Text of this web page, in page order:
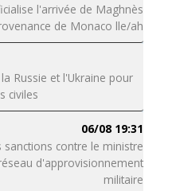
l'arrivée de Maghnès
de Monaco lle/ah
Russie et l'Ukraine pour
civiles
06/08 19:31
contre le ministre
d'approvisionnement
militaire